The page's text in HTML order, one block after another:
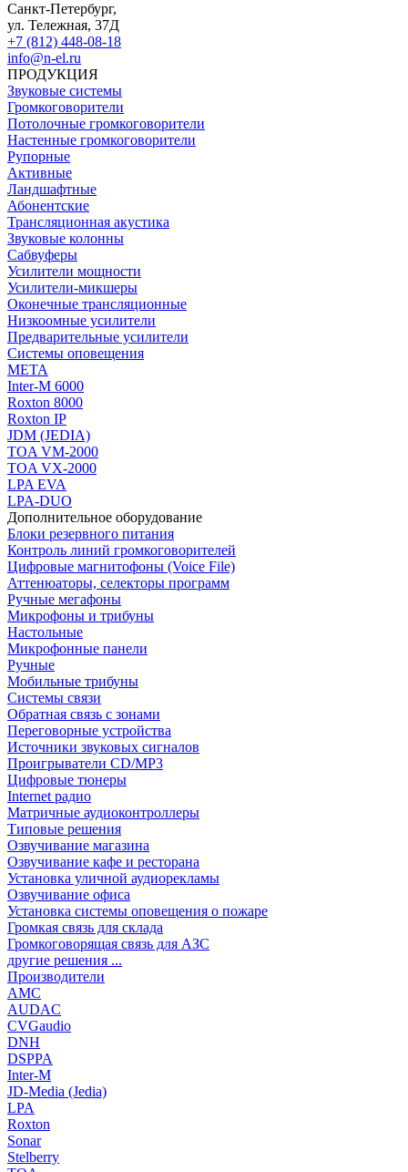
Санкт-Петербург,
ул. Тележная, 37Д
+7 (812) 448-08-18
info@n-el.ru
ПРОДУКЦИЯ
Звуковые системы
Громкоговорители
Потолочные громкоговорители
Настенные громкоговорители
Рупорные
Активные
Ландшафтные
Абонентские
Трансляционная акустика
Звуковые колонны
Сабвуферы
Усилители мощности
Усилители-микшеры
Оконечные трансляционные
Низкоомные усилители
Предварительные усилители
Системы оповещения
МЕТА
Inter-M 6000
Roxton 8000
Roxton IP
JDM (JEDIA)
TOA VM-2000
TOA VX-2000
LPA EVA
LPA-DUO
Дополнительное оборудование
Блоки резервного питания
Контроль линий громкоговорителей
Цифровые магнитофоны (Voice File)
Аттенюаторы, селекторы программ
Ручные мегафоны
Микрофоны и трибуны
Настольные
Микрофонные панели
Ручные
Мобильные трибуны
Системы связи
Обратная связь с зонами
Переговорные устройства
Источники звуковых сигналов
Проигрыватели CD/MP3
Цифровые тюнеры
Internet радио
Матричные аудиоконтроллеры
Типовые решения
Озвучивание магазина
Озвучивание кафе и ресторана
Установка уличной аудиорекламы
Озвучивание офиса
Установка системы оповещения о пожаре
Громкая связь для склада
Громкоговорящая связь для АЗС
другие решения ...
Производители
AMC
AUDAC
CVGaudio
DNH
DSPPA
Inter-M
JD-Media (Jedia)
LPA
Roxton
Sonar
Stelberry